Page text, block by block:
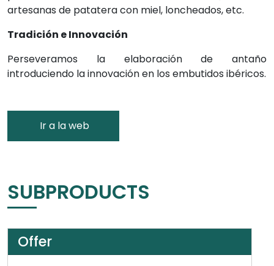
artesanas de patatera con miel, loncheados, etc.
Tradición e Innovación
Perseveramos la elaboración de antaño
introduciendo la innovación en los embutidos ibéricos.
Ir a la web
SUBPRODUCTS
Offer